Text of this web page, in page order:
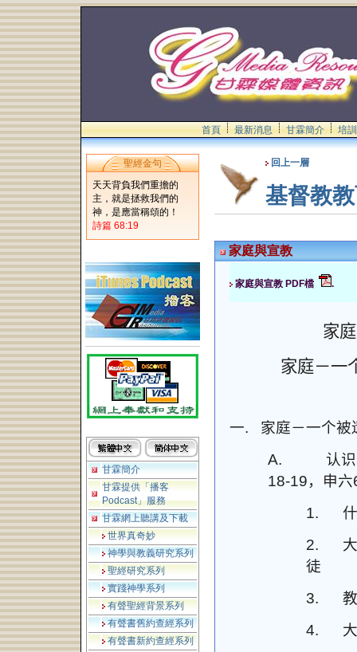
首頁 最新消息 甘霖簡介 培
聖經金句
天天背負我們重擔的
主，就是拯救我們的
神，是應當稱頌的！
詩篇 68:19
甘霖簡介
甘霖提供「播客
Podcast」服務
甘霖網上聽講及下載
世界真奇妙
神學與教義研究系列
聖經研究系列
實踐神學系列
有聲聖經背景系列
有聲書舊約查經系列
有聲書新約查經系列
回上一層
基督教
家庭與宣教
家庭與宣教 PDF檔 .
家
家庭－一
一.
家庭－一个被
A.
认
18-19，申六
1.
2.
徒
3.
4.